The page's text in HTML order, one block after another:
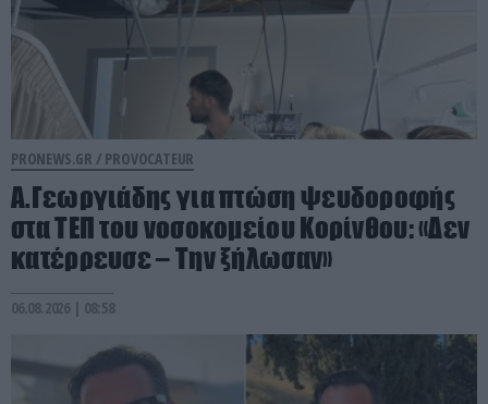
PRONEWS.GR / PROVOCATEUR
Α.Γεωργιάδης για πτώση ψευδοροφής
στα ΤΕΠ του νοσοκομείου Κορίνθου: «Δεν
κατέρρευσε – Την ξήλωσαν»
06.08.2026 | 08:58